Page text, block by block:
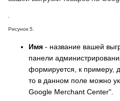
Рисунок 5.
Имя - название вашей
панели
формируется, к примеру,
то в данном поле можно
Google Merchant Center".